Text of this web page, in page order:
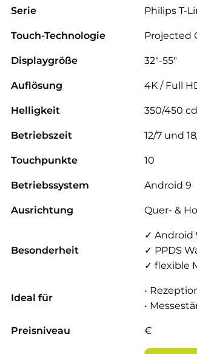
Serie Philips T-
Touch-Technologie Projected
Displaygröße 32″-55″
Auflösung 4K / Full
Helligkeit 350/450
Betriebszeit 12/7 und
Touchpunkte 10
Betriebssystem Android 9
Ausrichtung Quer- &
Besonderheit
✓ Android
✓ PPDS
✓ flexible
Ideal für
•
•
Preisniveau €